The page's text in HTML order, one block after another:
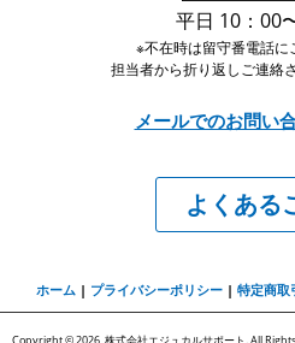
平日 10：00
※不在時は留守番電話に
担当者から折り返しご連絡
メールでのお問い
よくある
ホーム | プライバシーポリシー | 特定商取